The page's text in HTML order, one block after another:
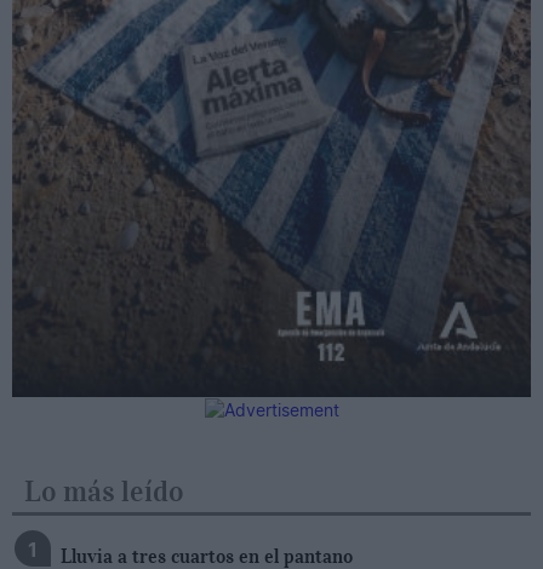
Lo más leído
Lluvia a tres cuartos en el pantano